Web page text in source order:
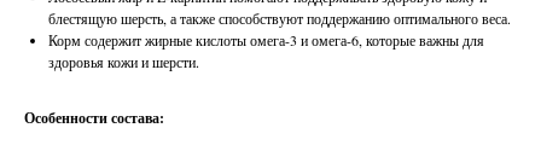
блестящую шерсть, а также способствуют поддержанию оптимального веса.
Корм содержит жирные кислоты омега-3 и омега-6, которые важны для
здоровья кожи и шерсти.
Особенности состава: